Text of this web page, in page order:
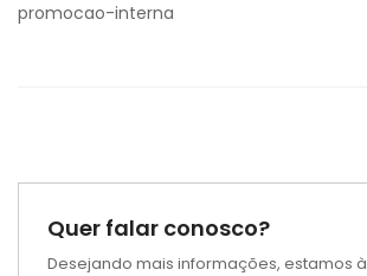
promocao-interna
Quer falar conosco?
Desejando mais informações, estamos